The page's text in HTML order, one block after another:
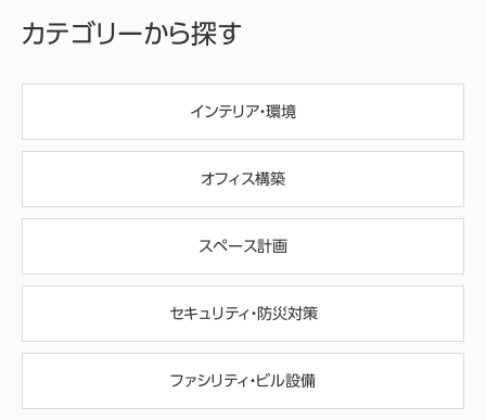
カテゴリーから探す
インテリア・環境
オフィス構築
スペース計画
セキュリティ・防災対策
ファシリティ・ビル設備